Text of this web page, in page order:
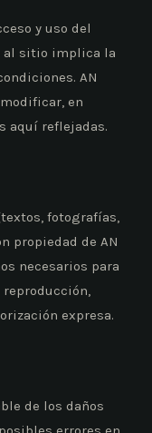
y uso del
al sitio implica la
AN
en
aquí reflejadas.
fotografías,
propiedad de AN
necesarios para
expresa.
de los daños